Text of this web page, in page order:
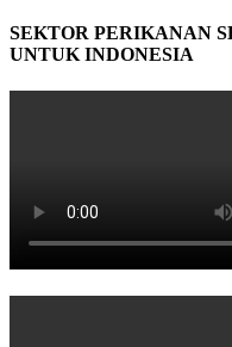
SEKTOR PERIKANAN
UNTUK INDONESIA